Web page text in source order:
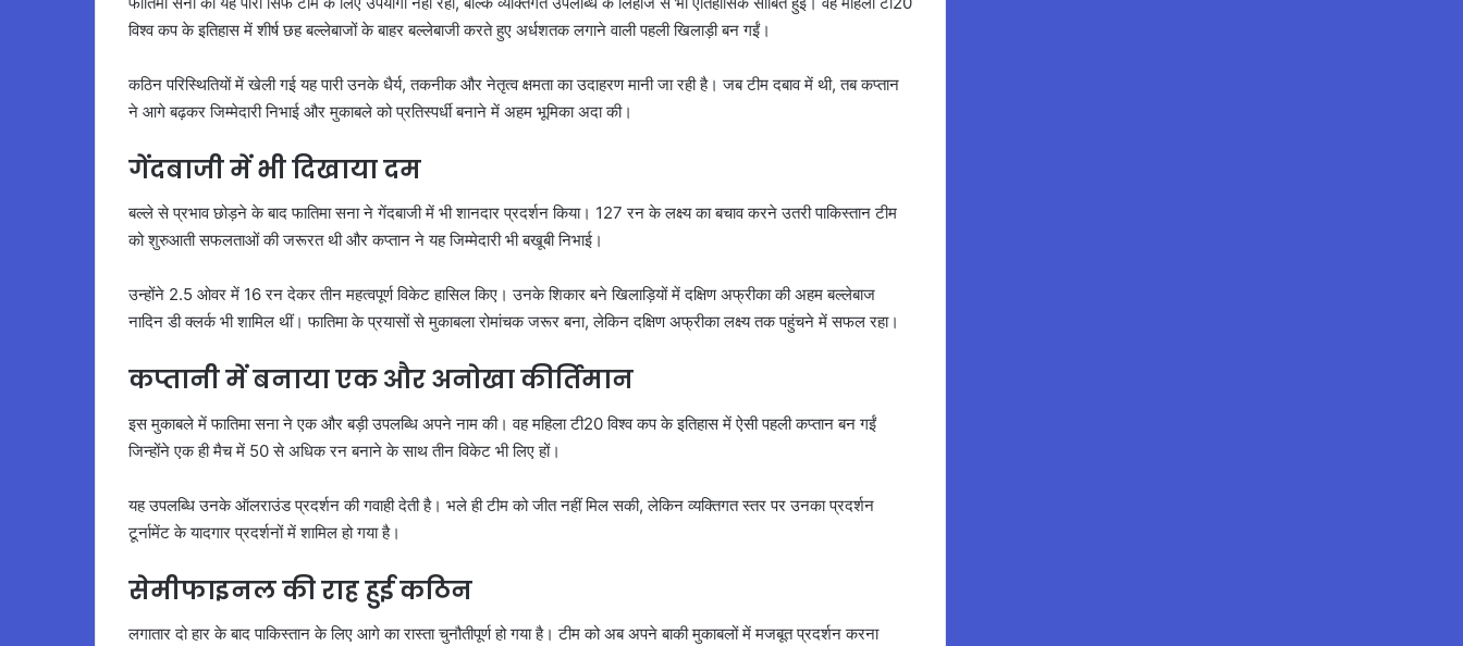
विश्व कप के इतिहास में शीर्ष छह बल्लेबाजों के बाहर बल्लेबाजी करते हुए अर्धशतक लगाने वाली पहली खिलाड़ी बन गईं।
कठिन परिस्थितियों में खेली गई यह पारी उनके धैर्य, तकनीक और नेतृत्व क्षमता का उदाहरण मानी जा रही है। जब टीम दबाव में थी, तब कप्तान
ने आगे बढ़कर जिम्मेदारी निभाई और मुकाबले को प्रतिस्पर्धी बनाने में अहम भूमिका अदा की।
गेंदबाजी में भी दिखाया दम
बल्ले से प्रभाव छोड़ने के बाद फातिमा सना ने गेंदबाजी में भी शानदार प्रदर्शन किया। 127 रन के लक्ष्य का बचाव करने उतरी पाकिस्तान टीम
को शुरुआती सफलताओं की जरूरत थी और कप्तान ने यह जिम्मेदारी भी बखूबी निभाई।
उन्होंने 2.5 ओवर में 16 रन देकर तीन महत्वपूर्ण विकेट हासिल किए। उनके शिकार बने खिलाड़ियों में दक्षिण अफ्रीका की अहम बल्लेबाज
नादिन डी क्लर्क भी शामिल थीं। फातिमा के प्रयासों से मुकाबला रोमांचक जरूर बना, लेकिन दक्षिण अफ्रीका लक्ष्य तक पहुंचने में सफल रहा।
कप्तानी में बनाया एक और अनोखा कीर्तिमान
इस मुकाबले में फातिमा सना ने एक और बड़ी उपलब्धि अपने नाम की। वह महिला टी20 विश्व कप के इतिहास में ऐसी पहली कप्तान बन गईं
जिन्होंने एक ही मैच में 50 से अधिक रन बनाने के साथ तीन विकेट भी लिए हों।
यह उपलब्धि उनके ऑलराउंड प्रदर्शन की गवाही देती है। भले ही टीम को जीत नहीं मिल सकी, लेकिन व्यक्तिगत स्तर पर उनका प्रदर्शन
टूर्नामेंट के यादगार प्रदर्शनों में शामिल हो गया है।
सेमीफाइनल की राह हुई कठिन
लगातार दो हार के बाद पाकिस्तान के लिए आगे का रास्ता चुनौतीपूर्ण हो गया है। टीम को अब अपने बाकी मुकाबलों में मजबूत प्रदर्शन करना